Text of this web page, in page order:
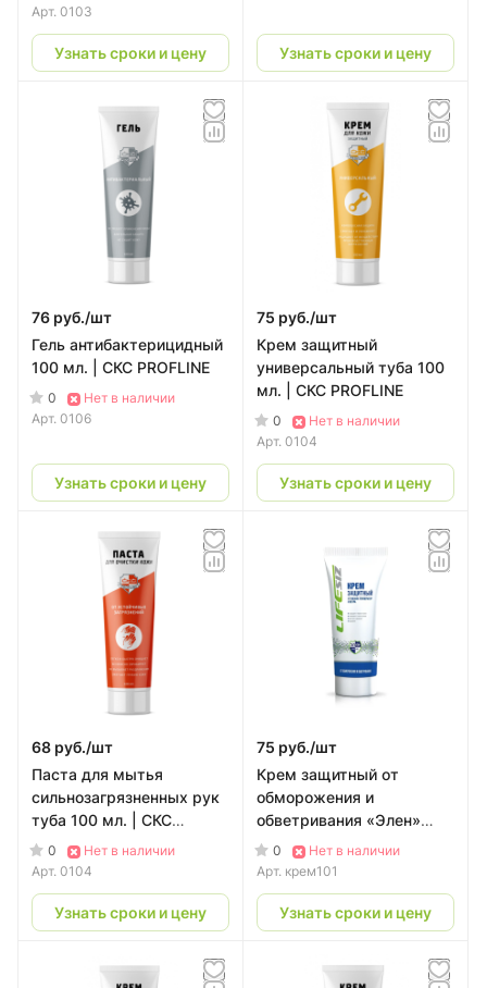
Арт. 0103
Узнать сроки и цену Узнать сроки и цену
76 руб./шт
Гель антибактерицидный
100 мл. | CКС PROFLINE
0
Нет в наличии
Арт. 0106
Узнать сроки и цену
75 руб./шт
Крем защитный
универсальный туба 100
мл. | CКС PROFLINE
0
Нет в наличии
Арт. 0104
Узнать сроки и цену
68 руб./шт
Паста для мытья
сильнозагрязненных рук
туба 100 мл. | CКС
PROFLINE
0
Нет в наличии
Арт. 0104
Узнать сроки и цену
75 руб./шт
Крем защитный от
обморожения и
обветривания «Элен»
туба 100 мл.
0
Нет в наличии
Арт. крем101
Узнать сроки и цену